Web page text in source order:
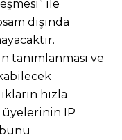
ile
dışında
tanımlanması ve
hızla
üyelerinin IP